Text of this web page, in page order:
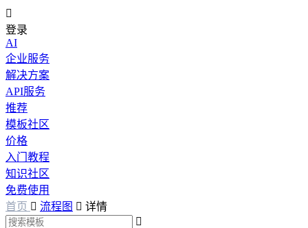

登录
AI
企业服务
解决方案
API服务
推荐
模板社区
价格
入门教程
知识社区
免费使用
首页  流程图  详情
